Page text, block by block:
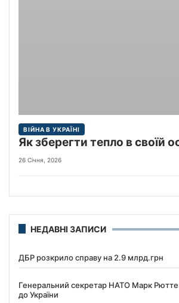
ВІЙНА В УКРАЇНІ
Як зберегти тепло в своїй
26 Січня, 2026
НЕДАВНІ ЗАПИСИ
ДБР розкрило справу на 2.9 млрд.грн
Генеральний секретар НАТО Марк Рютте
до України